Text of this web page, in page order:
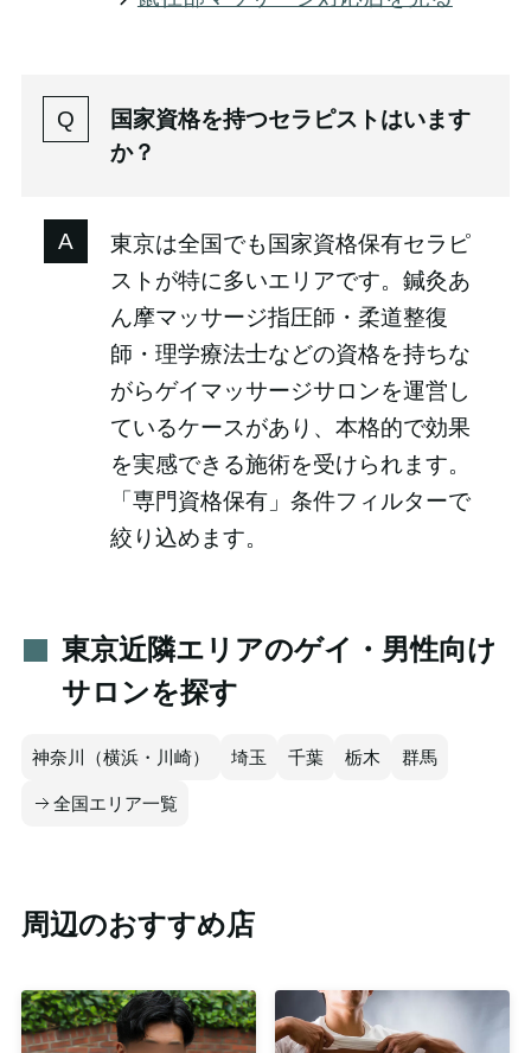
国家資格を持つセラピストはいます
か？
東京は全国でも国家資格保有セラピ
ストが特に多いエリアです。鍼灸あ
ん摩マッサージ指圧師・柔道整復
師・理学療法士などの資格を持ちな
がらゲイマッサージサロンを運営し
ているケースがあり、本格的で効果
を実感できる施術を受けられます。
「専門資格保有」条件フィルターで
絞り込めます。
東京近隣エリアのゲイ・男性向け
サロンを探す
神奈川（横浜・川崎） 埼玉 千葉 栃木 群馬
全国エリア一覧
周辺のおすすめ店